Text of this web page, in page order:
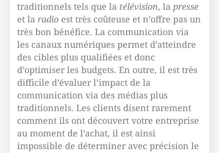
traditionnels tels que la télévision, la presse
et la radio est très coûteuse et n’offre pas un
très bon bénéfice. La communication via
les canaux numériques permet d’atteindre
des cibles plus qualifiées et donc
d’optimiser les budgets. En outre, il est très
difficile d’évaluer l’impact de la
communication via des médias plus
traditionnels. Les clients disent rarement
comment ils ont découvert votre entreprise
au moment de l’achat, il est ainsi
impossible de déterminer avec précision le